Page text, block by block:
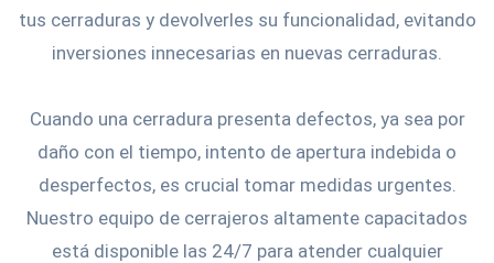
tus cerraduras y devolverles su funcionalidad, evitando
inversiones innecesarias en nuevas cerraduras.
Cuando una cerradura presenta defectos, ya sea por
daño con el tiempo, intento de apertura indebida o
desperfectos, es crucial tomar medidas urgentes.
Nuestro equipo de cerrajeros altamente capacitados
está disponible las 24/7 para atender cualquier